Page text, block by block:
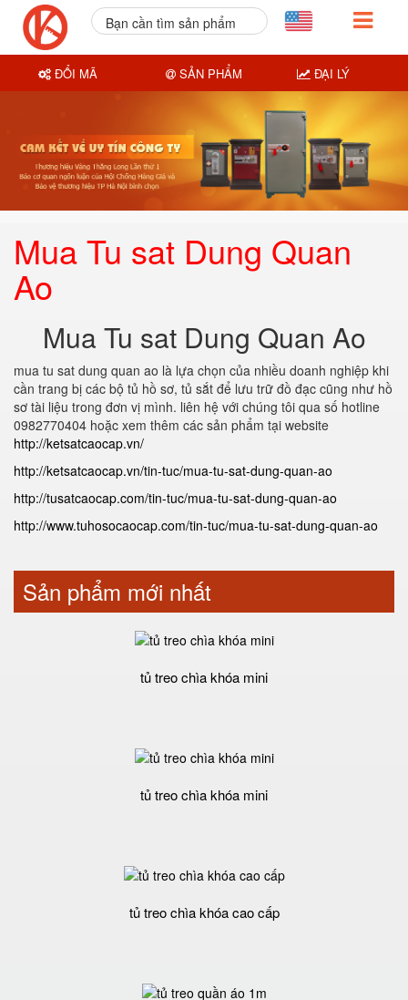
Mua Tu sat Dung Quan
Ao
Mua Tu sat Dung Quan Ao
mua tu sat dung quan ao là lựa chọn của nhiều doanh nghiệp khi
cần trang bị các bộ tủ hồ sơ, tủ sắt để lưu trữ đồ đạc cũng như hồ
sơ tài liệu trong đơn vị mình. liên hệ với chúng tôi qua số hotline
0982770404 hoặc xem thêm các sản phẩm tại website
http://ketsatcaocap.vn/
http://ketsatcaocap.vn/tin-tuc/mua-tu-sat-dung-quan-ao
http://tusatcaocap.com/tin-tuc/mua-tu-sat-dung-quan-ao
http://www.tuhosocaocap.com/tin-tuc/mua-tu-sat-dung-quan-ao
Sản phẩm mới nhất
tủ treo chìa khóa mini
tủ treo chìa khóa mini
tủ treo chìa khóa cao cấp
Bạn cần tìm sản phẩm
ĐỔI MÃ SẢN PHẨM ĐẠI LÝ